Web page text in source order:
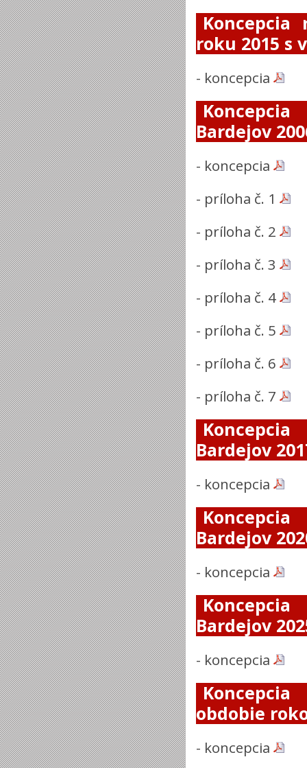
Koncepcia
roku 2015 s
- koncepcia
Bardejov
- koncepcia
- príloha č. 1
- príloha č. 2
- príloha č. 3
- príloha č. 4
- príloha č. 5
- príloha č. 6
- príloha č. 7
Bardejov
- koncepcia
Bardejov
- koncepcia
Bardejov
- koncepcia
obdobie
- koncepcia